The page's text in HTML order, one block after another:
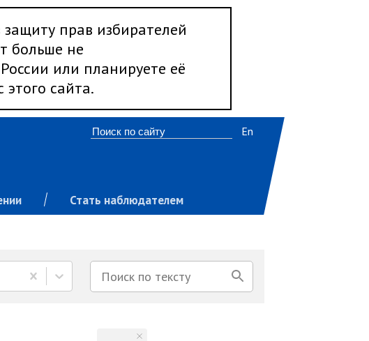
прав избирателей
больше не
или планируете её
сайта.
Стать наблюдателем
En